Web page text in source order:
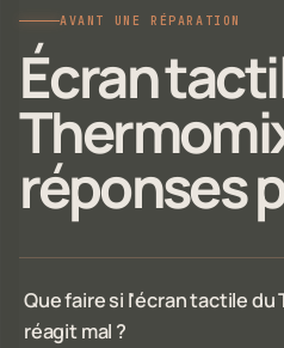
AVANT UNE RÉPARATION
Écran
réponses
Que faire si l'écran tactile du
réagit mal ?